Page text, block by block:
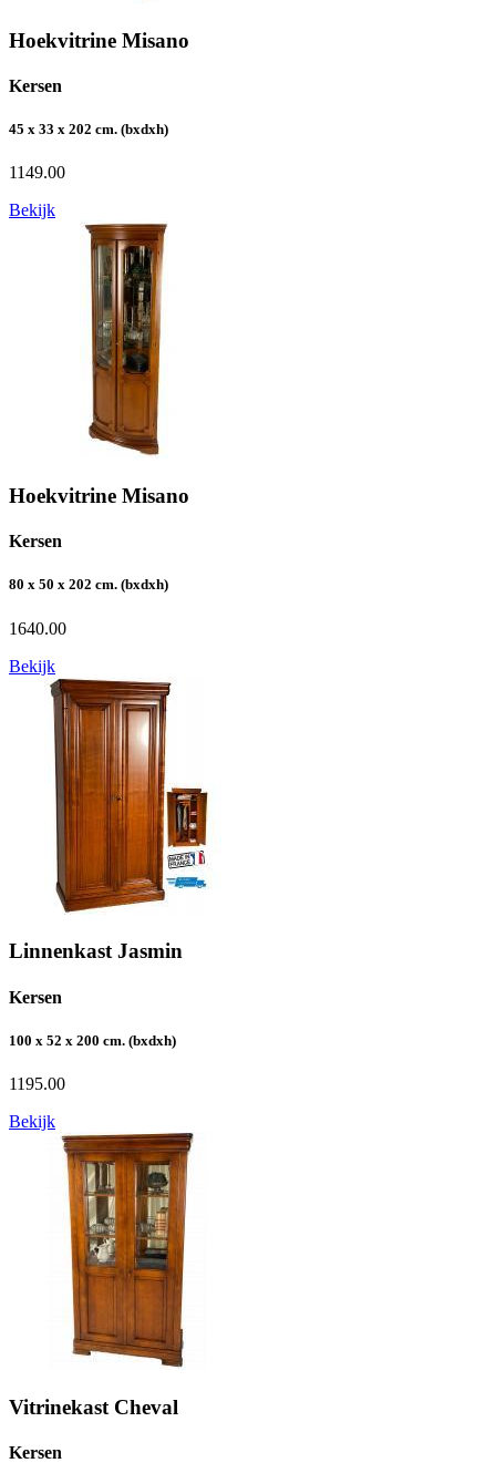
Hoekvitrine Misano
Kersen
45 x 33 x 202 cm. (bxdxh)
1149.00
Bekijk
Hoekvitrine Misano
Kersen
80 x 50 x 202 cm. (bxdxh)
1640.00
Bekijk
Linnenkast Jasmin
Kersen
100 x 52 x 200 cm. (bxdxh)
1195.00
Bekijk
Vitrinekast Cheval
Kersen